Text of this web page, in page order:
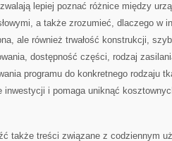
lepiej poznać różnice między
a także zrozumieć, dlaczego w
ale również trwałość konstrukcji,
dostępność części, rodzaj
programu do konkretnego rodzaju
inwestycji i pomaga uniknąć
także treści związane z codziennym